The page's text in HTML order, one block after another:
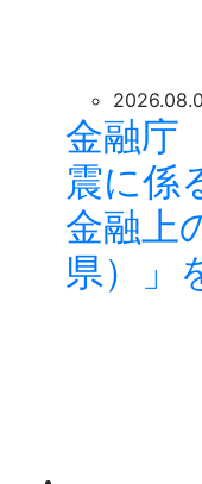
金融庁
震に係
金融上
県）」